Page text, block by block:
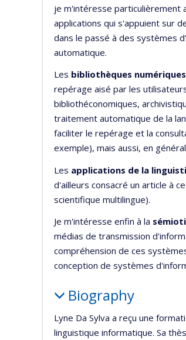
je m'intéresse particulièrement
applications qui s'appuient sur
dans le passé à des systèmes
automatique.
Les bibliothèques numériques
repérage aisé par les
bibliothéconomiques,
traitement automatique de la
faciliter le repérage et la
exemple), mais aussi, en
Les applications de la
d'ailleurs consacré un article à
scientifique multilingue).
Je m'intéresse enfin à la
médias de transmission
compréhension de ces
conception de systèmes
Biography
Lyne Da Sylva a reçu une
linguistique informatique. Sa